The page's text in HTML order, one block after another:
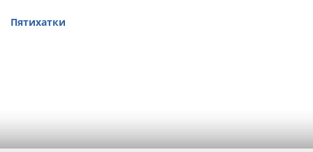
Пятихатки